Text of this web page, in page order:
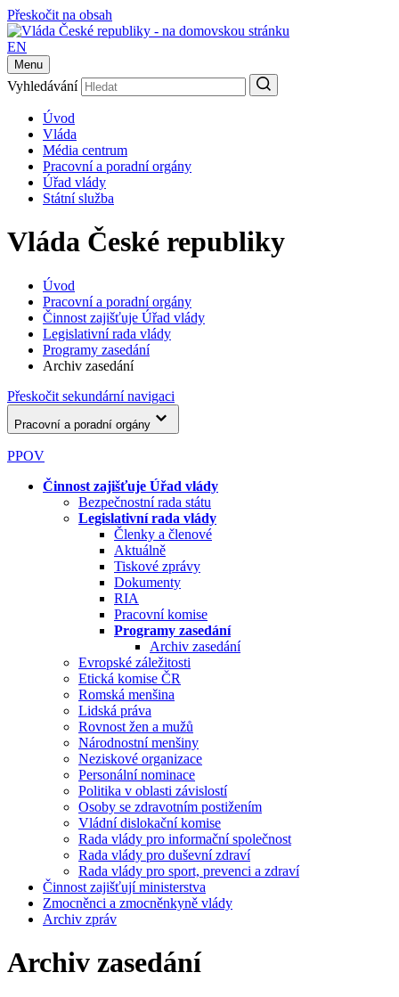
Přeskočit na obsah
EN
Menu
Vyhledávání
Úvod
Vláda
Média centrum
Pracovní a poradní orgány
Úřad vlády
Státní služba
Vláda České republiky
Úvod
Pracovní a poradní orgány
Činnost zajišťuje Úřad vlády
Legislativní rada vlády
Programy zasedání
Archiv zasedání
Přeskočit sekundární navigaci
Pracovní a poradní orgány
PPOV
Činnost zajišťuje Úřad vlády
Bezpečnostní rada státu
Legislativní rada vlády
Členky a členové
Aktuálně
Tiskové zprávy
Dokumenty
RIA
Pracovní komise
Programy zasedání
Archiv zasedání
Evropské záležitosti
Etická komise ČR
Romská menšina
Lidská práva
Rovnost žen a mužů
Národnostní menšiny
Neziskové organizace
Personální nominace
Politika v oblasti závislostí
Osoby se zdravotním postižením
Vládní dislokační komise
Rada vlády pro informační společnost
Rada vlády pro duševní zdraví
Rada vlády pro sport, prevenci a zdraví
Činnost zajišťují ministerstva
Zmocněnci a zmocněnkyně vlády
Archiv zpráv
Archiv zasedání